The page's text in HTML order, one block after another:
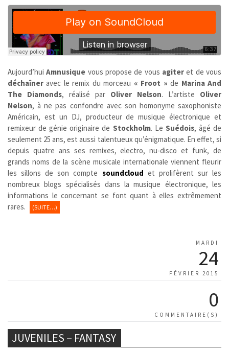
Aujourd’huiAmnusique vous propose de vous agiter et de vous
déchaîner avec le remix du morceau « Froot » de Marina And
The Diamonds, réalisé par Oliver Nelson. L’artiste Oliver
Nelson, à ne pas confondre avec son homonyme saxophoniste
Américain, est un DJ, producteur de musique électronique et
remixeur de génie originaire de Stockholm. Le Suédois, âgé de
seulement 25 ans, est aussi talentueux qu’énigmatique. En effet, si
depuis quatre ans ses remixes, electro, nu-disco et funk, de
grands noms de la scène musicale internationale viennent fleurir
les sillons de son compte soundcloud et prolifèrent sur les
nombreux blogs spécialisés dans la musique électronique, les
informations le concernant se font quant à elles extrêmement
rares.
(SUITE…)
MARDI
24
FÉVRIER 2015
0
COMMENTAIRE(S)
JUVENILES – FANTASY